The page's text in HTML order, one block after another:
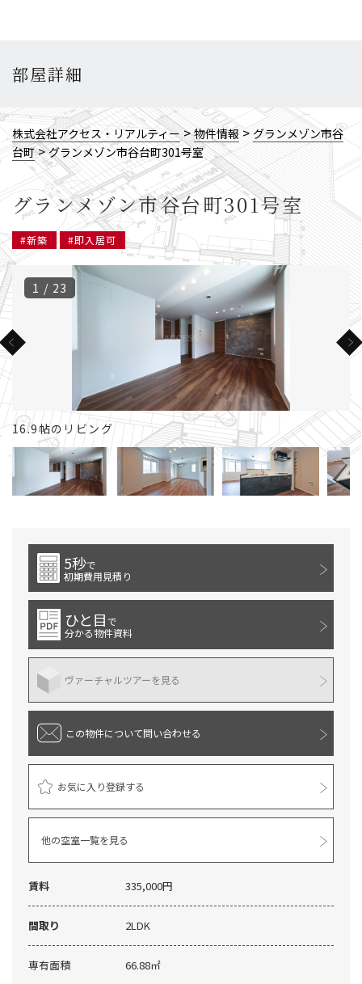
部屋詳細
株式会社アクセス・リアルティー>物件情報 > グランメゾン市谷
台町>グランメゾン市谷台町301号室
グランメゾン市谷台町301号室
#新築 #即入居可
1 / 23
16.9帖のリビング
5秒で
初期費用見積り
ひと目で
分かる物件資料
ヴァーチャルツアーを見る
この物件について問い合わせる
お気に入り登録する
他の空室一覧を見る
賃料 335,000円
間取り 2LDK
専有面積 66.88㎡